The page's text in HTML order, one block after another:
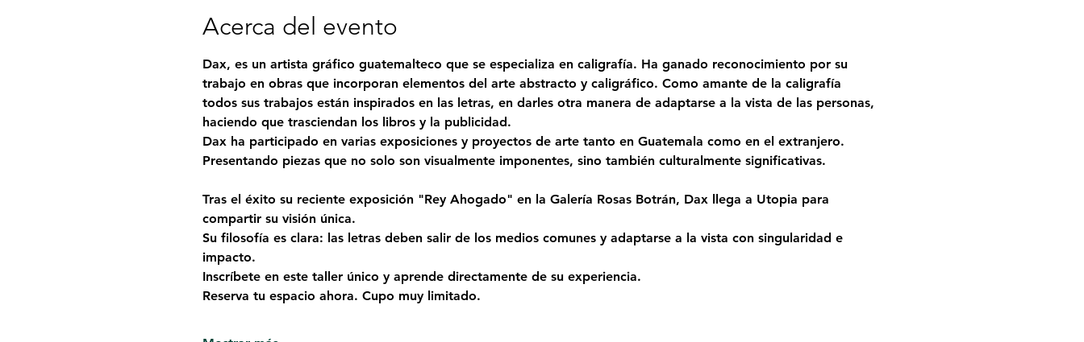
Acerca del evento
Dax, es un artista gráfico guatemalteco que se especializa en caligrafía. Ha ganado reconocimiento por su
trabajo en obras que incorporan elementos del arte abstracto y caligráfico. Como amante de la caligrafía
todos sus trabajos están inspirados en las letras, en darles otra manera de adaptarse a la vista de las personas,
haciendo que trasciendan los libros y la publicidad.
Dax ha participado en varias exposiciones y proyectos de arte tanto en Guatemala como en el extranjero.
Presentando piezas que no solo son visualmente imponentes, sino también culturalmente significativas.
Tras el éxito su reciente exposición "Rey Ahogado" en la Galería Rosas Botrán, Dax llega a Utopia para
compartir su visión única.
Su filosofía es clara: las letras deben salir de los medios comunes y adaptarse a la vista con singularidad e
impacto.
Inscríbete en este taller único y aprende directamente de su experiencia.
Reserva tu espacio ahora. Cupo muy limitado.